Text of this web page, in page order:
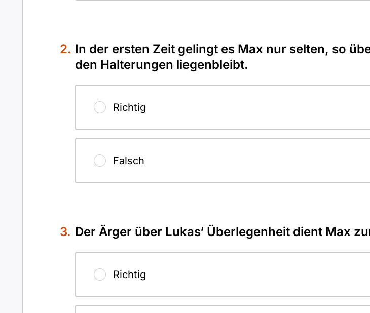
In der ersten Zeit gelingt es Max nur selten, so
den Halterungen liegenbleibt.
Richtig
Falsch
Der Ärger über Lukas‘ Überlegenheit dient Max
Richtig